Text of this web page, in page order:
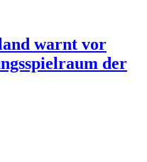
warnt vor
der